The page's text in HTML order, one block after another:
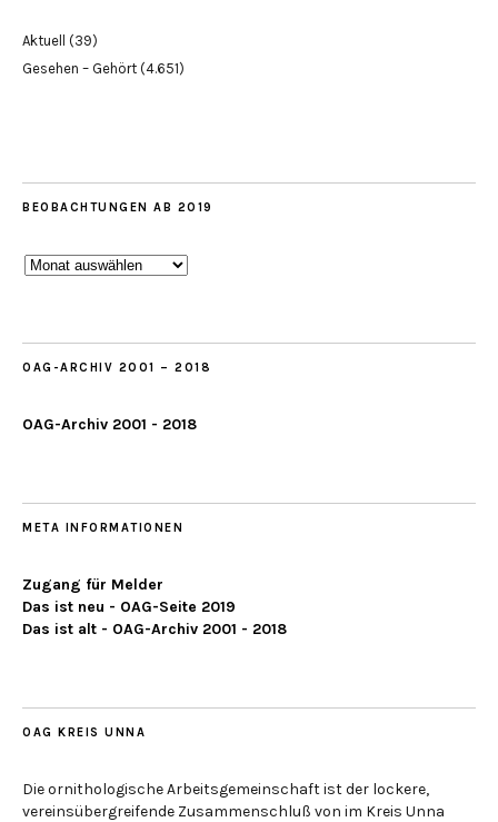
Aktuell
(39)
Gesehen – Gehört (4.651)
BEOBACHTUNGEN AB 2019
Beobachtungen
OAG-ARCHIV 2001 – 2018
OAG-Archiv 2001 - 2018
META INFORMATIONEN
Zugang für Melder
Das ist neu - OAG-Seite 2019
Das ist alt - OAG-Archiv 2001 - 2018
OAG KREIS UNNA
Die ornithologische Arbeitsgemeinschaft ist der lockere,
vereinsübergreifende Zusammenschluß von im Kreis Unna